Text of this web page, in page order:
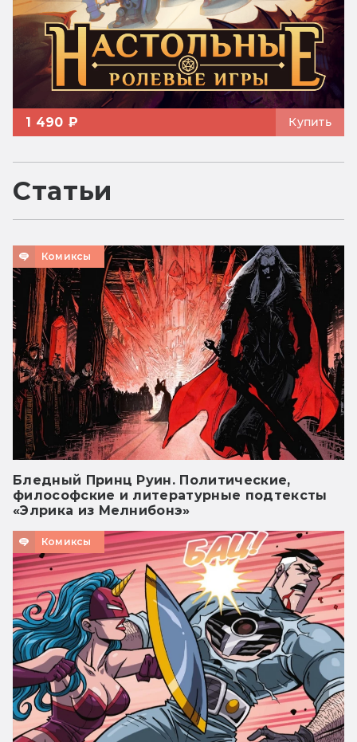
1 490 ₽ Купить
Статьи
Комиксы
Бледный Принц Руин. Политические,
философские и литературные подтексты
«Элрика из Мелнибонэ»
Комиксы